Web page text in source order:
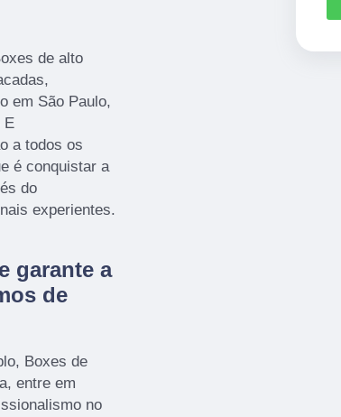
de alto
em São Paulo,
E
a todos os
é conquistar a
do
experientes.
garante a
de
Boxes de
entre em
no